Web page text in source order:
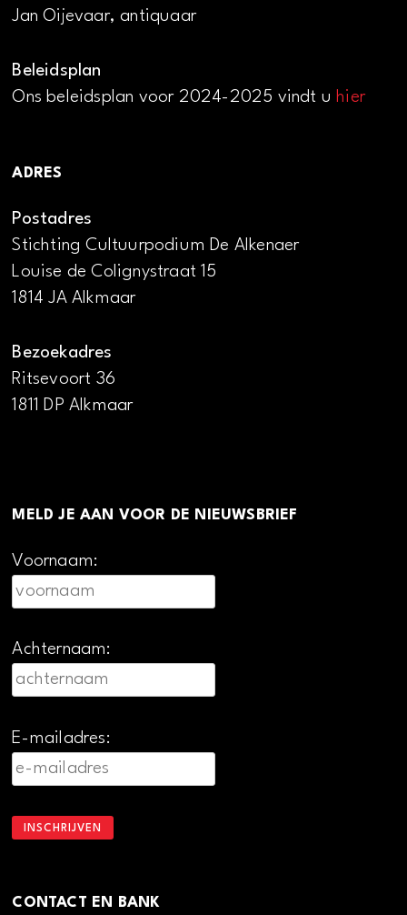
Jan Oijevaar, antiquaar
Beleidsplan
Ons beleidsplan voor 2024-2025 vindt uhier
ADRES
Postadres
Stichting Cultuurpodium De Alkenaer
Louise de Colignystraat 15
1814 JA Alkmaar
Bezoekadres
Ritsevoort 36
1811 DP Alkmaar
MELD JE AAN VOOR DE NIEUWSBRIEF
Voornaam:
Achternaam:
E-mailadres:
CONTACT EN BANK